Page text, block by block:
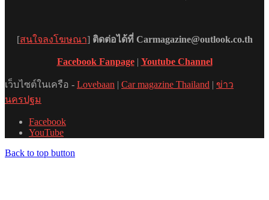
[สนใจลงโฆษณา] ติดต่อได้ที่ Carmagazine@outlook.co.th
Facebook Fanpage| Youtube Channel
เว็บไซต์ในเครือ - Lovebaan | Car magazine Thailand | ข่าว
นครปฐม
Facebook
YouTube
Back to top button